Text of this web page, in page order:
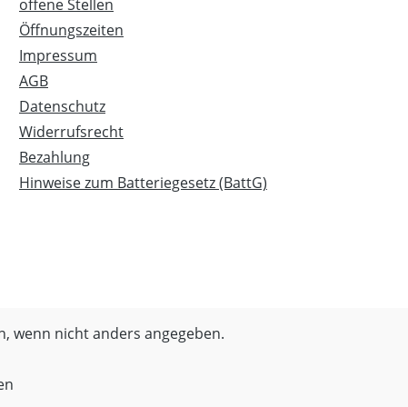
offene Stellen
Öffnungszeiten
Impressum
AGB
Datenschutz
Widerrufsrecht
Bezahlung
Hinweise zum Batteriegesetz (BattG)
wenn nicht anders angegeben.